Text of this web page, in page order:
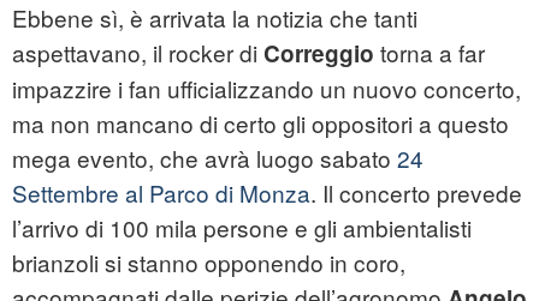
Ebbene sì, è arrivata la notizia che tanti
aspettavano, il rocker di Correggio torna a far
impazzire i fan ufficializzando un nuovo concerto,
ma non mancano di certo gli oppositori a questo
mega evento, che avrà luogo sabato 24
Settembre al Parco di Monza. Il concerto prevede
l’arrivo di 100 mila persone e gli ambientalisti
brianzoli si stanno opponendo in coro,